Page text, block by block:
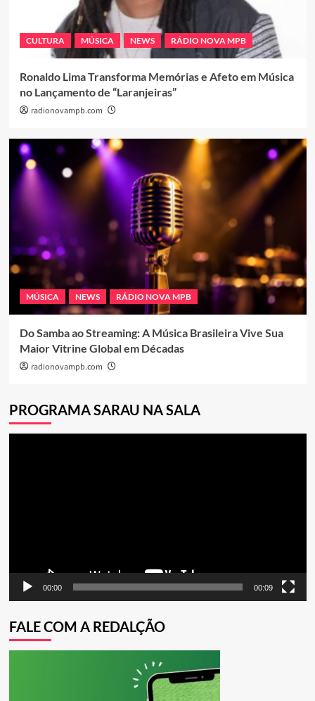
CULTURA MÚSICA NEWS RÁDIO NOVA MPB
Ronaldo Lima Transforma Memórias e Afeto em Música
no Lançamento de “Laranjeiras”
radionovampb.com
MÚSICA NEWS RÁDIO NOVA MPB
Do Samba ao Streaming: A Música Brasileira Vive Sua
Maior Vitrine Global em Décadas
radionovampb.com
PROGRAMA SARAU NA SALA
00:00 00:09
FALE COM A REDALÇÃO